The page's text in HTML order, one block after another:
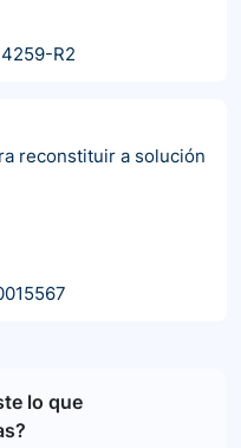
R2
reconstituir a solución
lo que